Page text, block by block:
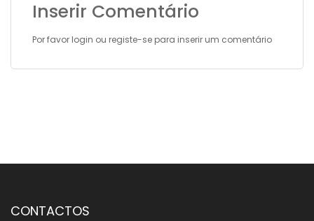
Inserir Comentário
Por favor login ou registe-se para inserir um comentário
CONTACTOS